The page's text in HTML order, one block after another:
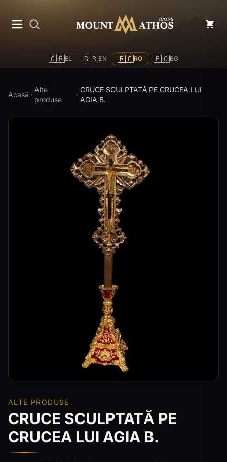
Mount Athos Icons
🇬🇷EL 🇬🇧EN 🇷🇴RO 🇧🇬BG
Acasă
Alte
produse
CRUCE SCULPTATĂ PE CRUCEA LUI
AGIA B.
ALTE PRODUSE
CRUCE SCULPTATĂ PE
CRUCEA LUI AGIA B.